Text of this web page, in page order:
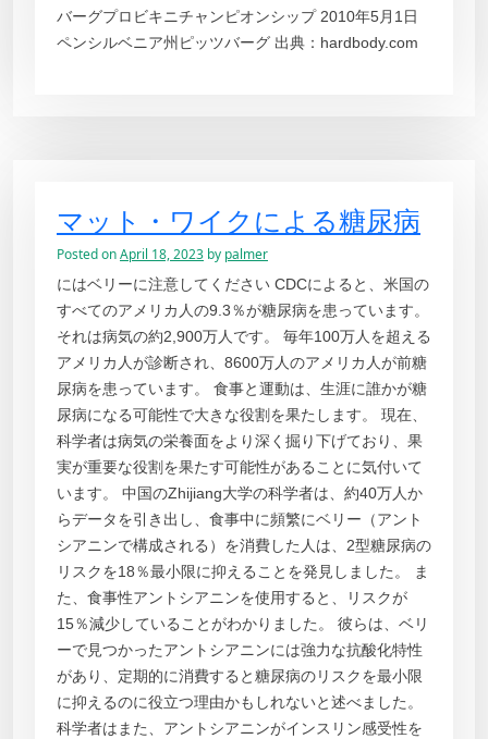
バーグプロビキニチャンピオンシップ 2010年5月1日
ペンシルベニア州ピッツバーグ 出典：hardbody.com
マット・ワイクによる糖尿病
Posted onApril 18, 2023 by palmer
にはベリーに注意してください CDCによると、米国の
すべてのアメリカ人の9.3％が糖尿病を患っています。
それは病気の約2,900万人です。 毎年100万人を超える
アメリカ人が診断され、8600万人のアメリカ人が前糖
尿病を患っています。 食事と運動は、生涯に誰かが糖
尿病になる可能性で大きな役割を果たします。 現在、
科学者は病気の栄養面をより深く掘り下げており、果
実が重要な役割を果たす可能性があることに気付いて
います。 中国のZhijiang大学の科学者は、約40万人か
らデータを引き出し、食事中に頻繁にベリー（アント
シアニンで構成される）を消費した人は、2型糖尿病の
リスクを18％最小限に抑えることを発見しました。 ま
た、食事性アントシアニンを使用すると、リスクが
15％減少していることがわかりました。 彼らは、ベリ
ーで見つかったアントシアニンには強力な抗酸化特性
があり、定期的に消費すると糖尿病のリスクを最小限
に抑えるのに役立つ理由かもしれないと述べました。
科学者はまた、アントシアニンがインスリン感受性を